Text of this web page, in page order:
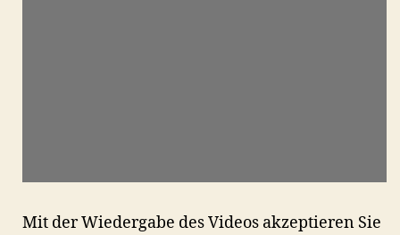
Mit der Wiedergabe des Videos akzeptieren Sie